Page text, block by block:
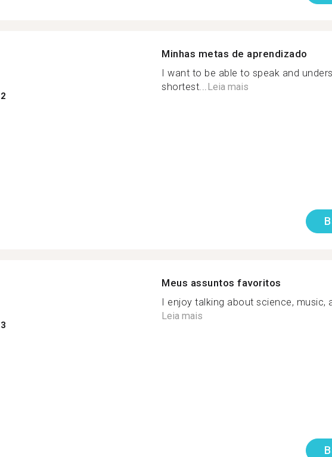
2
Minhas metas de aprendizado
I want to be able to speak and
shortest...Leia mais
3
Meus assuntos favoritos
I enjoy talking about science, music,
Leia mais